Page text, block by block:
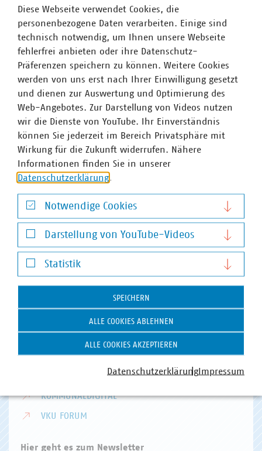
Passwort vergessen?
ENERGIEWIRTSCHAFTWASSER/ABWASSERDIGITALISIERUNG/TKABFALLWIRTSCHAFT
RECHT
Hausanschrift und Kontakt
VKU-Hauptgeschäftsstelle
Invalidenstr. 91
Telefon:+49 30 58580-0
VKU VERLAG
KOMMUNAL KANN
KOMMUNALDIGITAL
VKU FORUM
Hier geht es zum Newsletter
Diese Webseite verwendet Cookies, die
personenbezogene Daten verarbeiten. Einige sind
technisch notwendig, um Ihnen unsere Webseite
fehlerfrei anbieten oder ihre Datenschutz-
Präferenzen speichern zu können. Weitere Cookies
werden von uns erst nach Ihrer Einwilligung gesetzt
und dienen zur Auswertung und Optimierung des
Web-Angebotes. Zur Darstellung von Videos nutzen
wir die Dienste von YouTube. Ihr Einverständnis
können Sie jederzeit im Bereich Privatsphäre mit
Wirkung für die Zukunft widerrufen. Nähere
Informationen finden Sie in unserer
Datenschutzerklärung
Notwendige Cookies
Notwendige Cookies
Darstellung von YouTube-Videos
Darstellung von YouTube-Videos
Statistik
Statistik
SPEICHERN
ALLE COOKIES ABLEHNEN
ALLE COOKIES AKZEPTIEREN
DatenschutzerklärungImpressum